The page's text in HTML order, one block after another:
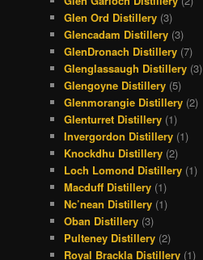
Glen Ord Distillery (3)
Glencadam Distillery (3)
GlenDronach Distillery (7)
Glenglassaugh Distillery (3)
Glengoyne Distillery (5)
Glenmorangie Distillery (2)
Glenturret Distillery (1)
Invergordon Distillery (1)
Knockdhu Distillery (2)
Loch Lomond Distillery (1)
Macduff Distillery (1)
Nc’nean Distillery (1)
Oban Distillery (3)
Pulteney Distillery (2)
Royal Brackla Distillery (1)